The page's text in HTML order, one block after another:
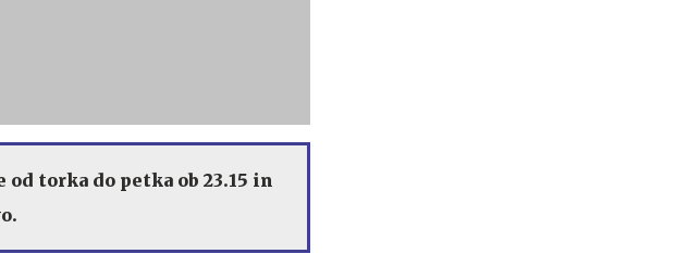
torka do petka ob 23.15 in